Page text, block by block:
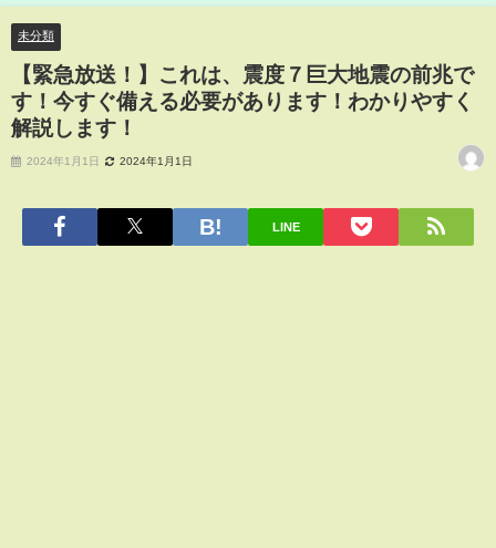
未分類
【緊急放送！】これは、震度７巨大地震の前兆で
す！今すぐ備える必要があります！わかりやすく
解説します！
2024年1月1日 2024年1月1日
LINE